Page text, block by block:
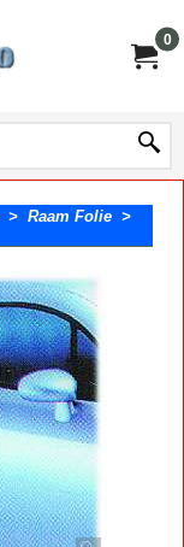
0
> Raam Folie >